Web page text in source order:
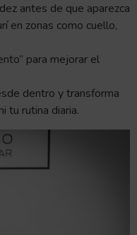
antes de que aparezca
en zonas como cuello,
para mejorar el
dentro y transforma
tu rutina diaria.